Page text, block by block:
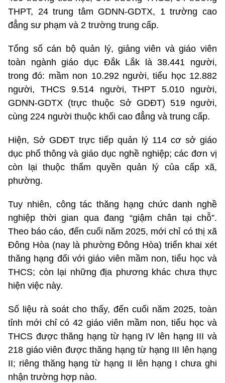
THPT, 24 trung tâm GDNN-GDTX, 1 trường cao
đẳng sư phạm và 2 trường trung cấp.
Tổng số cán bộ quản lý, giảng viên và giáo viên
toàn ngành giáo dục Đắk Lắk là 38.441 người,
trong đó: mầm non 10.292 người, tiểu học 12.882
người, THCS 9.514 người, THPT 5.010 người,
GDNN-GDTX (trực thuộc Sở GDĐT) 519 người,
cùng 224 người thuộc khối cao đẳng và trung cấp.
Hiện, Sở GDĐT trực tiếp quản lý 114 cơ sở giáo
dục phổ thông và giáo dục nghề nghiệp; các đơn vị
còn lại thuộc thẩm quyền quản lý của cấp xã,
phường.
Tuy nhiên, công tác thăng hạng chức danh nghề
nghiệp thời gian qua đang “giậm chân tại chỗ”.
Theo báo cáo, đến cuối năm 2025, mới chỉ có thị xã
Đông Hòa (nay là phường Đông Hòa) triển khai xét
thăng hạng đối với giáo viên mầm non, tiểu học và
THCS; còn lại những địa phương khác chưa thực
hiện việc này.
Số liệu rà soát cho thấy, đến cuối năm 2025, toàn
tỉnh mới chỉ có 42 giáo viên mầm non, tiểu học và
THCS được thăng hạng từ hạng IV lên hạng III và
218 giáo viên được thăng hạng từ hạng III lên hạng
II; riêng thăng hạng từ hạng II lên hạng I chưa ghi
nhận trường hợp nào.